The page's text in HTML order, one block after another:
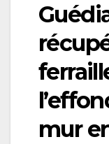
mur